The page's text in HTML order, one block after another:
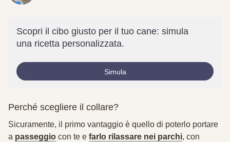
Scopri il cibo giusto per il tuo cane: simula
una ricetta personalizzata.
Simula
Perché scegliere il collare?
Sicuramente, il primo vantaggio è quello di poterlo portare
a passeggio con te e farlo rilassare nei parchi, con